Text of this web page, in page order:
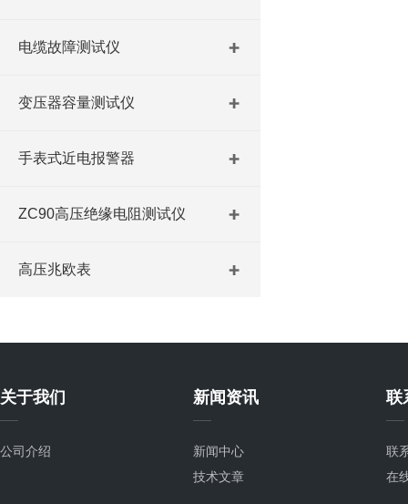
电缆故障测试仪
变压器容量测试仪
手表式近电报警器
ZC90高压绝缘电阻测试仪
高压兆欧表
关于我们
公司介绍
新闻资讯
新闻中心
技术文章
联
联
在